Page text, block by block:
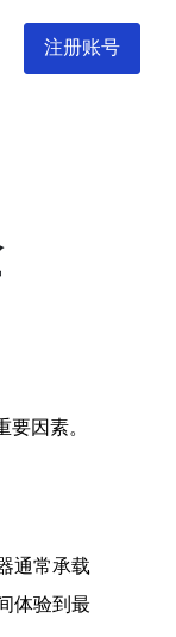
注册账号
因素。
通常承载
体验到最